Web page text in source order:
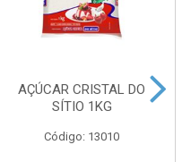
AÇÚCAR CRISTAL DO
SÍTIO 1KG
Código: 13010